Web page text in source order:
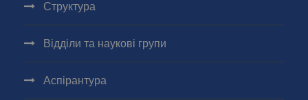
Структура
Відділи та наукові групи
Аспірантура